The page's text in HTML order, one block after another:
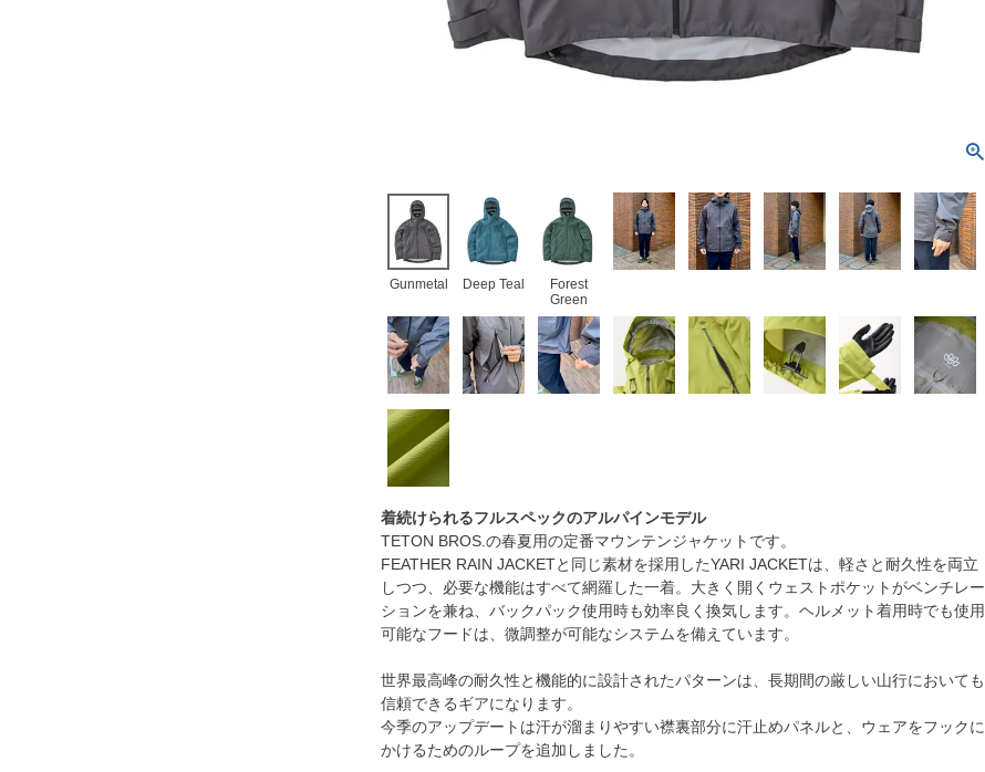
Gunmetal Deep Teal
Forest
Green
着続けられるフルスペックのアルパインモデル
TETON BROS.の春夏用の定番マウンテンジャケットです。
FEATHER RAIN JACKETと同じ素材を採用したYARI JACKETは、軽さと耐久性を両立
しつつ、必要な機能はすべて網羅した一着。大きく開くウェストポケットがベンチレー
ションを兼ね、バックパック使用時も効率良く換気します。ヘルメット着用時でも使用
可能なフードは、微調整が可能なシステムを備えています。
世界最高峰の耐久性と機能的に設計されたパターンは、長期間の厳しい山行においても
信頼できるギアになります。
今季のアップデートは汗が溜まりやすい襟裏部分に汗止めパネルと、ウェアをフックに
かけるためのループを追加しました。